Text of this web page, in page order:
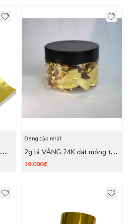
Đang cập nhật
2g lá VÀNG 24K dát móng tay,
slame, trang trí quà tặng,
19.000₫